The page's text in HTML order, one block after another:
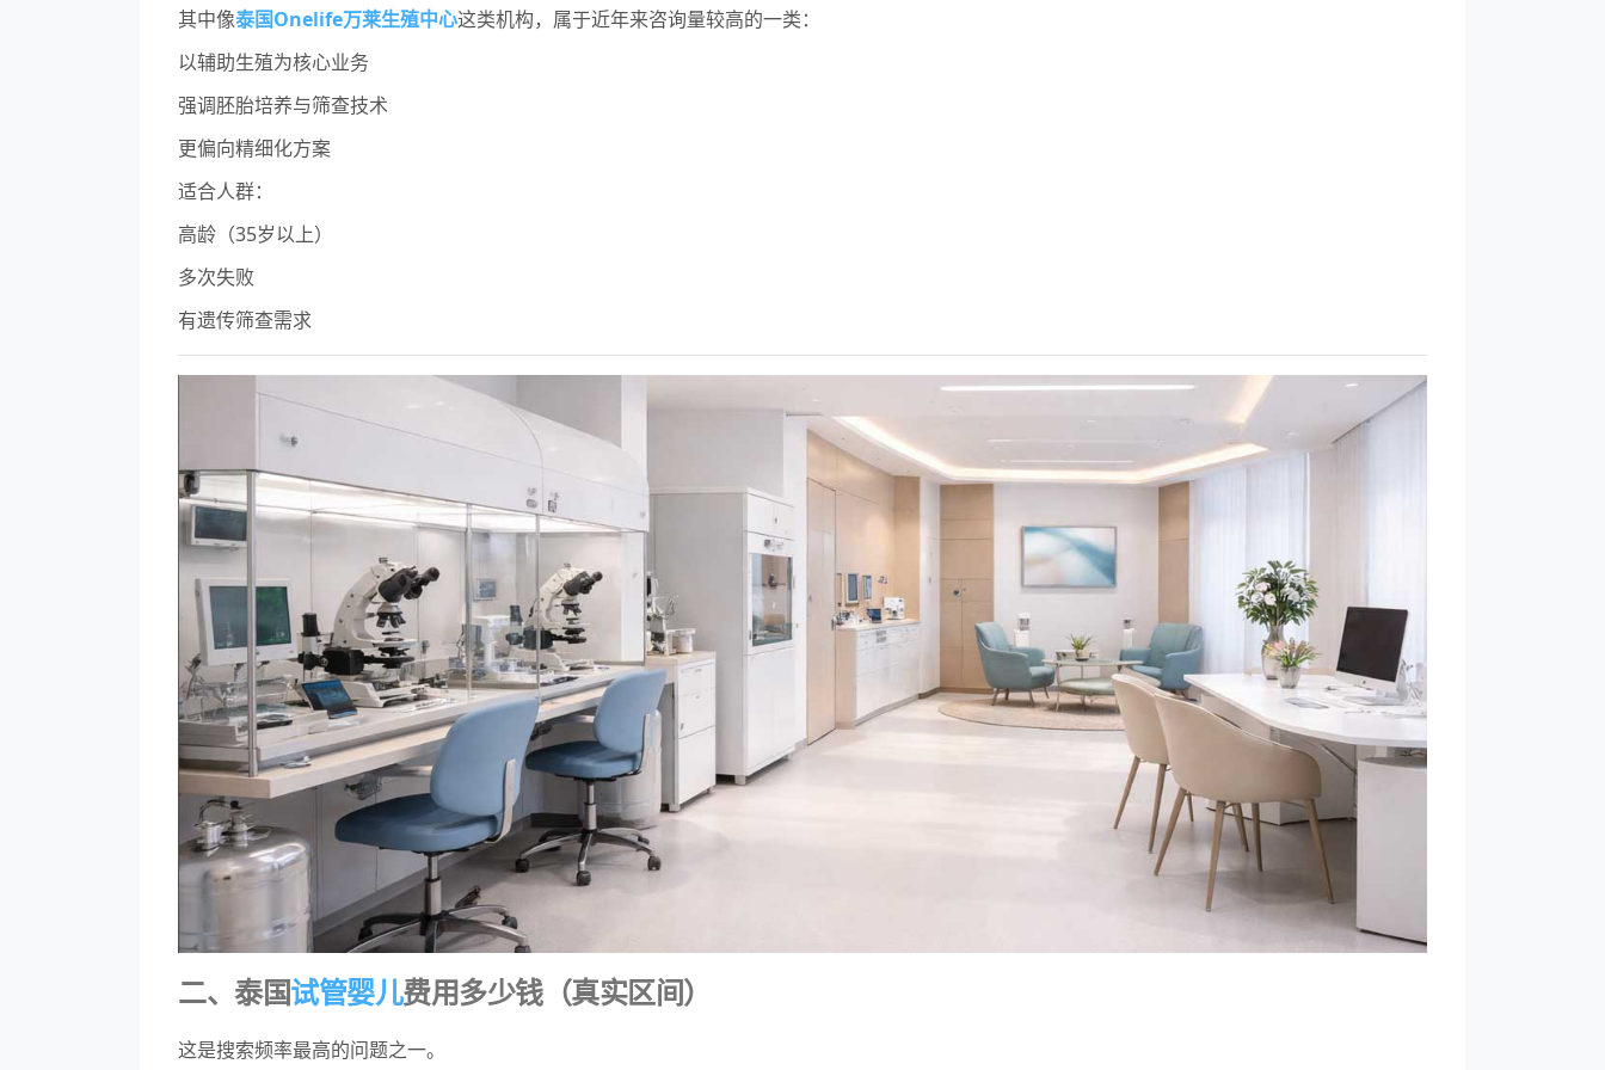
其中像泰国Onelife万莱生殖中心这类机构，属于近年来咨询量较高的一类：
以辅助生殖为核心业务
强调胚胎培养与筛查技术
更偏向精细化方案
适合人群：
高龄（35岁以上）
多次失败
有遗传筛查需求
二、泰国试管婴儿费用多少钱（真实区间）
这是搜索频率最高的问题之一。